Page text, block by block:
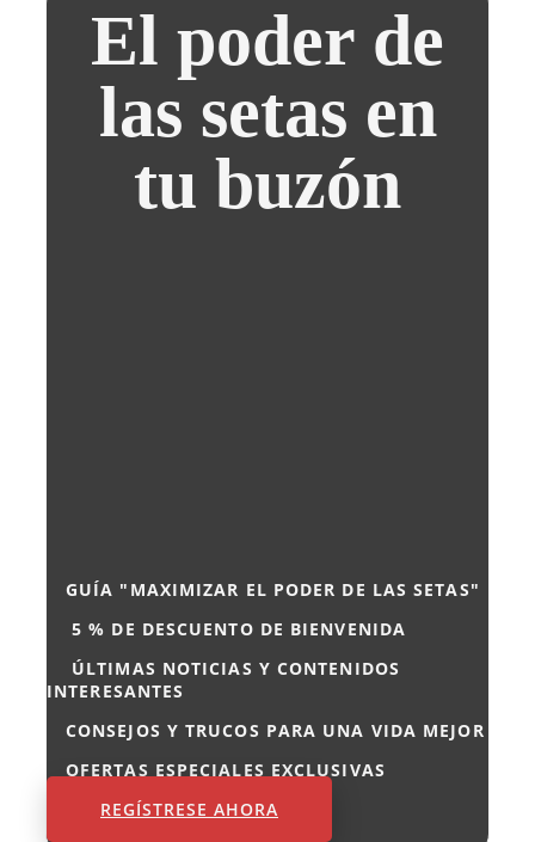
El poder de
las setas en
tu buzón
GUÍA "MAXIMIZAR EL PODER DE LAS SETAS"
5% DE DESCUENTO DE BIENVENIDA
ÚLTIMAS NOTICIAS Y CONTENIDOS
INTERESANTES
CONSEJOS Y TRUCOS PARA UNA VIDA MEJOR
OFERTAS ESPECIALES EXCLUSIVAS
REGÍSTRESE AHORA